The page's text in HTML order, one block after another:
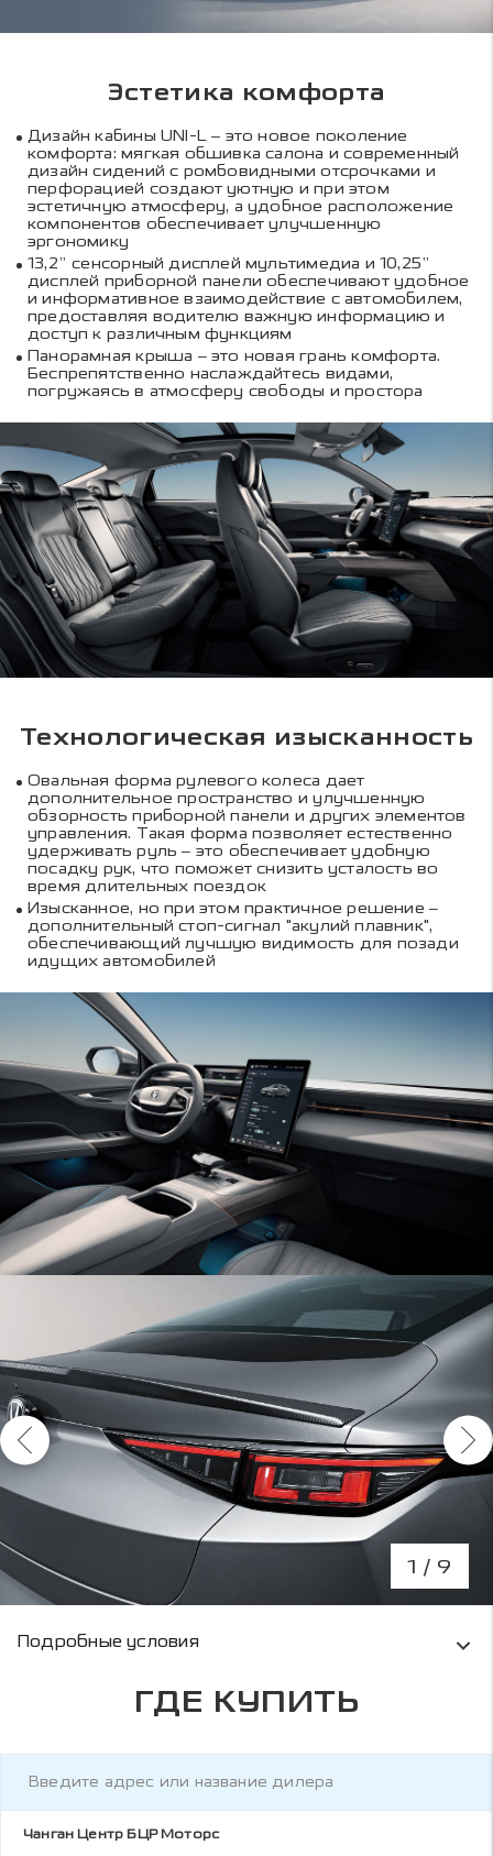
Эстетика комфорта
Дизайн кабины UNI-L – это новое поколение
комфорта: мягкая обшивка салона и современный
дизайн сидений с ромбовидными отсрочками и
перфорацией создают уютную и при этом
эстетичную атмосферу, а удобное расположение
компонентов обеспечивает улучшенную
эргономику
13,2” сенсорный дисплей мультимедиа и 10,25”
дисплей приборной панели обеспечивают удобное
и информативное взаимодействие с автомобилем,
предоставляя водителю важную информацию и
доступ к различным функциям
Панорамная крыша – это новая грань комфорта.
Беспрепятственно наслаждайтесь видами,
погружаясь в атмосферу свободы и простора
Технологическая изысканность
Овальная форма рулевого колеса дает
дополнительное пространство и улучшенную
обзорность приборной панели и других элементов
управления. Такая форма позволяет естественно
удерживать руль – это обеспечивает удобную
посадку рук, что поможет снизить усталость во
время длительных поездок
Изысканное, но при этом практичное решение –
дополнительный стоп-сигнал "акулий плавник",
обеспечивающий лучшую видимость для позади
идущих автомобилей
1 / 9
Условия кредитования и информация о
Подробные условия
ГДЕ КУПИТЬ
Чанган Центр БЦР Моторс